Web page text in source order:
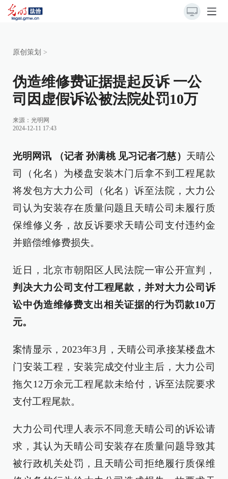
原创策划 >
伪造维修费证据提起反诉 一公
司因虚假诉讼被法院处罚10万
来源： 光明网
2024-12-11 17:43
光明网讯 （记者 孙满桃 见习记者刁慈） 天晴公
司（化名）为楼盘安装木门后拿不到工程尾款
将发包方大力公司（化名）诉至法院，大力公
司认为安装存在质量问题且天晴公司未履行质
保维修义务，故反诉要求天晴公司支付违约金
并赔偿维修费损失。
近日，北京市朝阳区人民法院一审公开宣判，
判决大力公司支付工程尾款，并对大力公司诉
讼中伪造维修费支出相关证据的行为罚款10万
元。
案情显示，2023年3月，天晴公司承接某楼盘木
门安装工程，安装完成交付业主后，大力公司
拖欠12万余元工程尾款未给付，诉至法院要求
支付工程尾款。
大力公司代理人表示不同意天晴公司的诉讼请
求，其认为天晴公司安装存在质量问题导致其
被行政机关处罚，且天晴公司拒绝履行质保维